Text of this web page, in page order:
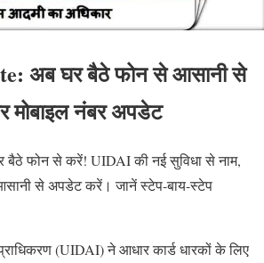
अब घर बैठे फोन से आसानी से
मोबाइल नंबर अपडेट
बैठे फोन से करें! UIDAI की नई सुविधा से नाम,
से अपडेट करें। जानें स्टेप-बाय-स्टेप
प्राधिकरण (UIDAI) ने आधार कार्ड धारकों के लिए